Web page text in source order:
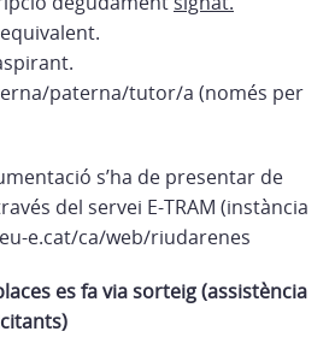
paterna/tutor/a (només per
s’ha de presentar de
del servei E-TRAM (instància
e.cat/ca/web/riudarenes
es fa via sorteig (assistència